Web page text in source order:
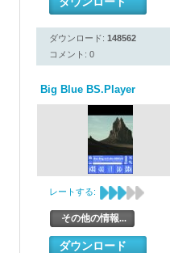
ダウンロード: 148562
コメント: 0
Big Blue BS.Player
レートする:
その他の情報...
ダウンロード